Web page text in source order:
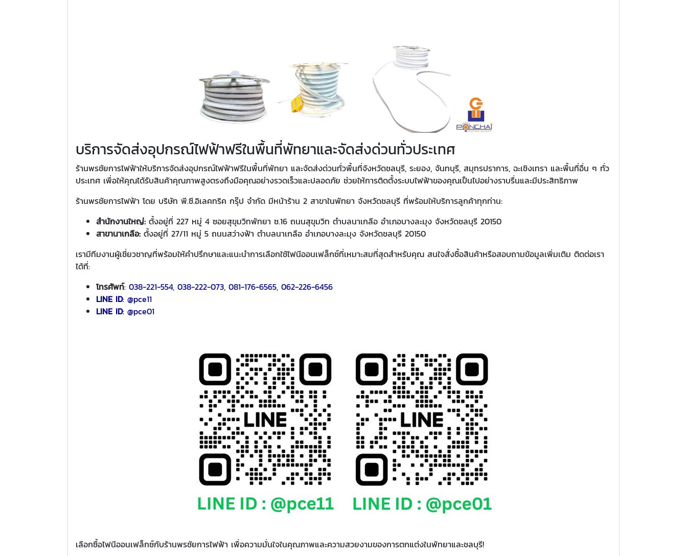
บริการจัดส่งอุปกรณ์ไฟฟ้าฟรีในพื้นที่พัทยาและจัดส่งด่วนทั่วประเทศ
ร้านพรชัยการไฟฟ้าให้บริการจัดส่งอุปกรณ์ไฟฟ้าฟรีในพื้นที่พัทยา และจัดส่งด่วนทั่วพื้นที่จังหวัดชลบุรี, ระยอง, จันทบุรี, สมุทรปราการ, ฉะเชิงเทรา และพื้นที่อื่น ๆ ทั่ว
ประเทศ เพื่อให้คุณได้รับสินค้าคุณภาพสูงตรงถึงมือคุณอย่างรวดเร็วและปลอดภัย ช่วยให้การติดตั้งระบบไฟฟ้าของคุณเป็นไปอย่างราบรื่นและมีประสิทธิภาพ
ร้านพรชัยการไฟฟ้า โดย บริษัท พี.ซี.อิเลคทริค กรุ๊ป จำกัด มีหน้าร้าน 2 สาขาในพัทยา จังหวัดชลบุรี ที่พร้อมให้บริการลูกค้าทุกท่าน:
สำนักงานใหญ่: ตั้งอยู่ที่ 227 หมู่ 4 ซอยสุขุมวิทพัทยา ซ.16 ถนนสุขุมวิท ตำบลนาเกลือ อำเภอบางละมุง จังหวัดชลบุรี 20150
สาขานาเกลือ: ตั้งอยู่ที่ 27/11 หมู่ 5 ถนนสว่างฟ้า ตำบลนาเกลือ อำเภอบางละมุง จังหวัดชลบุรี 20150
เรามีทีมงานผู้เชี่ยวชาญที่พร้อมให้คำปรึกษาและแนะนำการเลือกใช้ไฟนีออนเฟล็กซ์ที่เหมาะสมที่สุดสำหรับคุณ สนใจสั่งซื้อสินค้าหรือสอบถามข้อมูลเพิ่มเติม ติดต่อเรา
ได้ที่:
โทรศัพท์: 038-221-554, 038-222-073, 081-176-6565, 062-226-6456
LINE ID: @pce11
LINE ID: @pce01
เลือกซื้อไฟนีออนเฟล็กซ์กับร้านพรชัยการไฟฟ้า เพื่อความมั่นใจในคุณภาพและความสวยงามของการตกแต่งในพัทยาและชลบุรี!